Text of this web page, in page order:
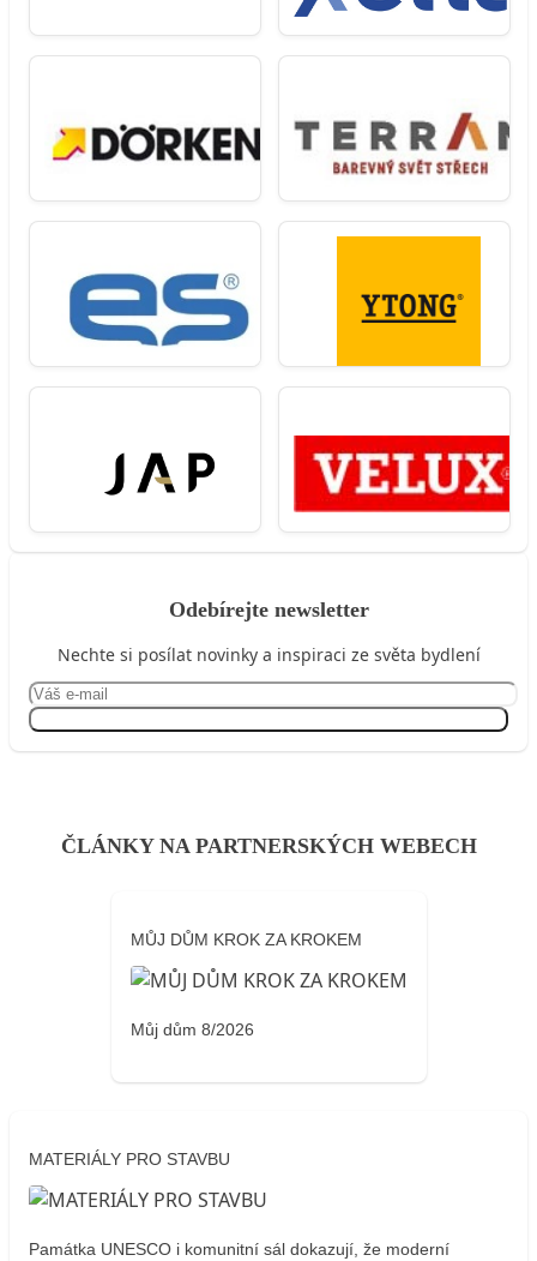
Odebírejte newsletter
Nechte si posílat novinky a inspiraci ze světa bydlení
ČLÁNKY NA PARTNERSKÝCH WEBECH
MŮJ DŮM KROK ZA KROKEM
Můj dům 8/2026
MATERIÁLY PRO STAVBU
Památka UNESCO i komunitní sál dokazují, že moderní